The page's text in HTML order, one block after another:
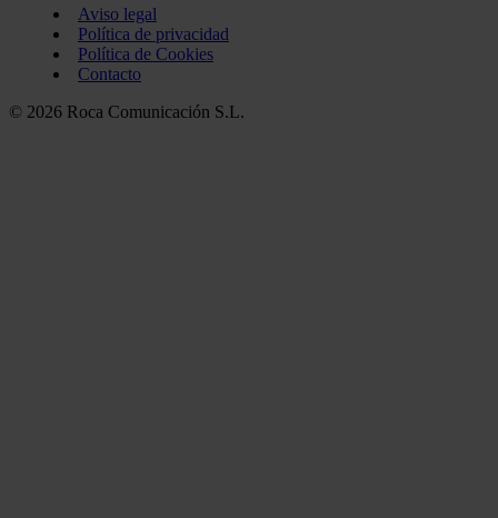
Aviso legal
Política de privacidad
Política de Cookies
Contacto
© 2026 Roca Comunicación S.L.